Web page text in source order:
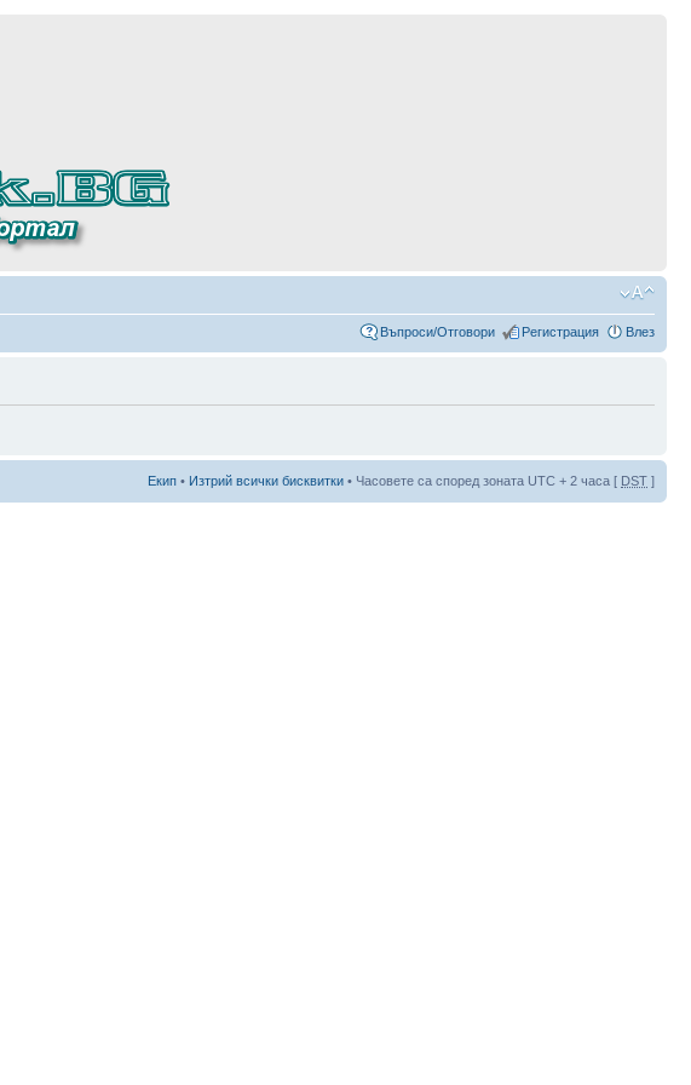
Въпроси/Отговори Регистрация Влез
Екип • Изтрий всички бисквитки • Часовете са според зоната UTC + 2 часа [ DST ]